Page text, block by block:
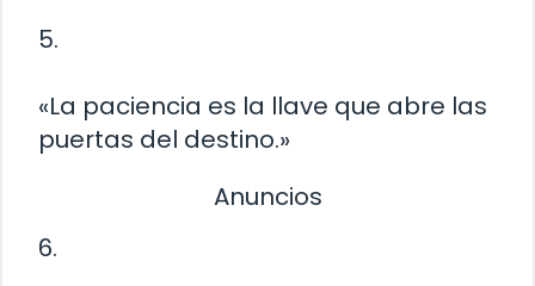
5.
«La paciencia es la llave que abre las
puertas del destino.»
Anuncios
6.